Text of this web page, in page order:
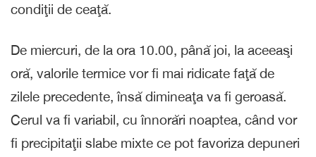
condiţii de ceaţă.
De miercuri, de la ora 10.00, până joi, la aceeaşi
oră, valorile termice vor fi mai ridicate faţă de
zilele precedente, însă dimineaţa va fi geroasă.
Cerul va fi variabil, cu înnorări noaptea, când vor
fi precipitaţii slabe mixte ce pot favoriza depuneri